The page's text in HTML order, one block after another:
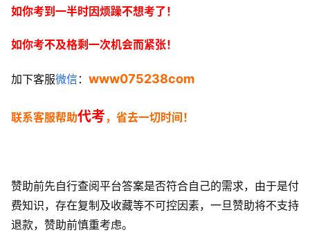
如你考到一半时因烦躁不想考了！
如你考不及格剩一次机会而紧张！
加下客服微信： www075238com
联系客服帮助代考 ，省去一切时间！
赞助前先自行查阅平台答案是否符合自己的需求，由于是付
费知识，存在复制及收藏等不可控因素，一旦赞助将不支持
退款，赞助前慎重考虑。